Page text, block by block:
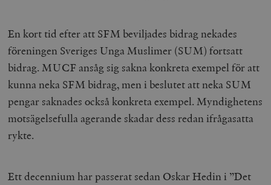
En kort tid efter att SFM beviljades bidrag nekades
föreningen Sveriges Unga Muslimer (SUM) fortsatt
bidrag. MUCF ansåg sig sakna konkreta exempel för att
kunna neka SFM bidrag, men i beslutet att neka SUM
pengar saknades också konkreta exempel. Myndighetens
motsägelsefulla agerande skadar dess redan ifrågasatta
rykte.
Ett decennium har passerat sedan Oskar Hedin i ”Det